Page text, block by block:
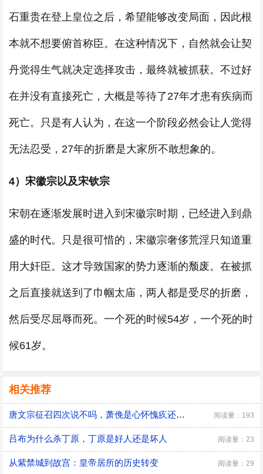
石重贵在登上皇位之后，希望能够改变局面，因此根
本就不想要俯首称臣。在这种情况下，自然就会让契
丹觉得生气就决定选择攻击，最终就被抓获。不过好
在并没有直接死亡，大概是等待了27年才患有疾病而
死亡。只是有人认为，在这一个阶段必然会让人觉得
无法忍受，27年的折磨是大家所不敢想象的。
4）宋徽宗以及宋钦宗
宋朝在逐渐发展时进入到宋徽宗时期，已经进入到鼎
盛的时代。只是很可惜的，宋徽宗奢侈荒淫只知道重
用大奸臣。这才导致国家的势力逐渐的颓废。在被抓
之后直接就送到了巾帼太庙，两人都是受尽的折磨，
然后受尽屈辱而死。一个死的时候54岁，一个死的时
候61岁。
相关推荐
唐文宗征召四次说不吗，萧俛是心怀愧疚还是居功自傲 阅读量：193
吕布为什么杀丁原，丁原是好人还是坏人 阅读量：23
从紫禁城到故宫：皇帝居所的历史转变 阅读量：29